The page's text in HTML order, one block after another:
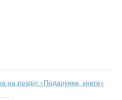
на розділ «Подарунки, книги»